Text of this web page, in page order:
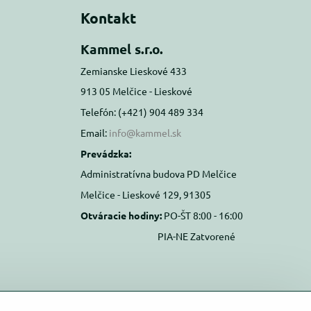
Kontakt
Kammel s.r.o.
Zemianske Lieskové 433
913 05 Melčice - Lieskové
Telefón: (+421) 904 489 334
Email: info@kammel.sk
Prevádzka:
Administratívna budova PD Melčice
Melčice - Lieskové 129, 91305
Otváracie hodiny: PO-ŠT 8:00 - 16:00
PIA-NE Zatvorené